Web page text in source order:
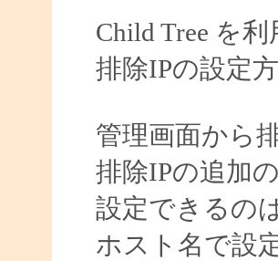
Child Tree を
排除IPの設定
管理画面から
排除IPの追加
設定できるの
ホスト名で設